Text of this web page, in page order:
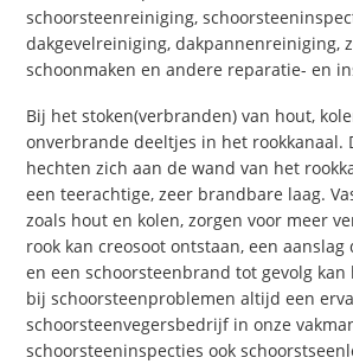
schoorsteenreiniging,
dakgevelreiniging, dakpannenreiniging,
schoonmaken en andere reparatie- en
Bij het stoken(verbranden) van hout,
onverbrande deeltjes in het rookkanaal.
hechten zich aan de wand van het
een teerachtige, zeer brandbare laag.
zoals hout en kolen, zorgen voor meer
rook kan creosoot ontstaan, een
en een schoorsteenbrand tot gevolg kan
bij schoorsteenproblemen altijd een
schoorsteenvegersbedrijf in onze
schoorsteeninspecties ook